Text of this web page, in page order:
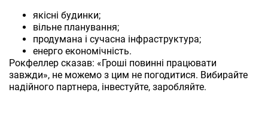
якісні будинки;
вільне планування;
продумана і сучасна інфраструктура;
енерго економічність.
Рокфеллер сказав: «Гроші повинні працювати
завжди», не можемо з цим не погодитися. Вибирайте
надійного партнера, інвестуйте, заробляйте.